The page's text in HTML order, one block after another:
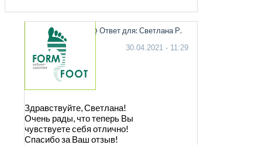
@ Ответ для: Светлана Р.
30.04.2021 - 11:29
Здравствуйте, Светлана!
Очень рады, что теперь Вы
чувствуете себя отлично!
Спасибо за Ваш отзыв!